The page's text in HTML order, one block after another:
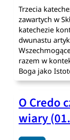
Trzecia
zawartych w
katechezie
dwunastu
razem w
Boga jako
O Credo
wiary